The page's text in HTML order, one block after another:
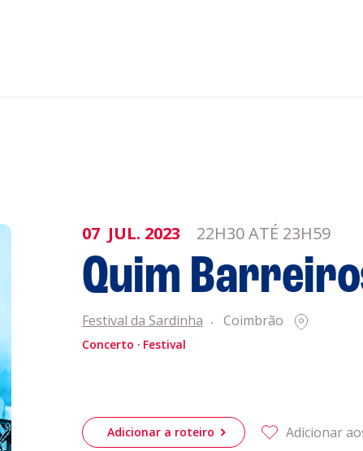
Agenda
a
Informações
Política de
07 JUL. 2023 22H30 ATÉ 23H59
Quim
Festival da Sardinha Coimbrão
Concerto Festival
Adicionar a roteiro Adicionar